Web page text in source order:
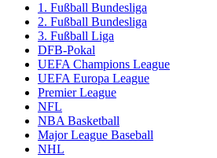
1. Fußball Bundesliga
2. Fußball Bundesliga
3. Fußball Liga
DFB-Pokal
UEFA Champions League
UEFA Europa League
Premier League
NFL
NBA Basketball
Major League Baseball
NHL